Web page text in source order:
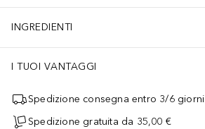
INGREDIENTI
I TUOI VANTAGGI
Spedizione consegna entro 3/6 giorni
Spedizione gratuita da 35,00 €